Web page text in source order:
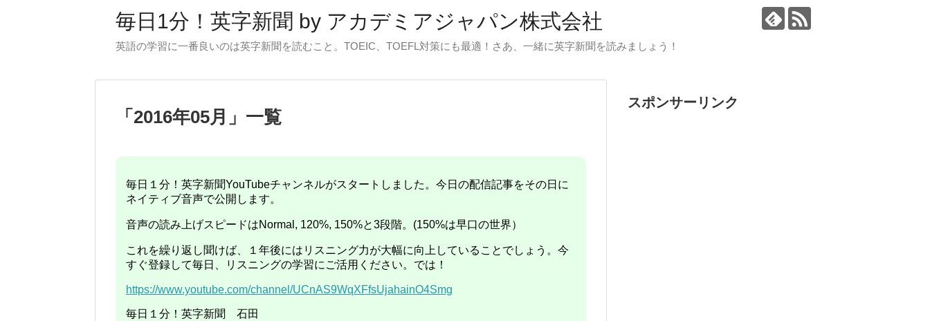
毎日1分！英字新聞 by アカデミアジャパン株式会社
英語の学習に一番良いのは英字新聞を読むこと。TOEIC、TOEFL対策にも最適！さあ、一緒に英字新聞を読みましょう！
「 2016年05月 」 一覧
毎日１分！英字新聞YouTubeチャンネルがスタートしました。今日の配信記事をその日に
ネイティブ音声で公開します。
音声の読み上げスピードはNormal, 120%, 150%と3段階。(150%は早口の世界）
これを繰り返し聞けば、１年後にはリスニング力が大幅に向上していることでしょう。今
すぐ登録して毎日、リスニングの学習にご活用ください。では！
https://www.youtube.com/channel/UCnAS9WqXFfsUjahainO4Smg
毎日１分！英字新聞 石田
スポンサーリンク